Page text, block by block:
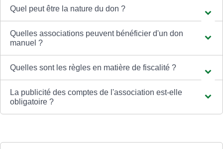
Quel peut être la nature du don ?
Quelles associations peuvent bénéficier d'un don
manuel ?
Quelles sont les règles en matière de fiscalité ?
La publicité des comptes de l'association est-elle
obligatoire ?